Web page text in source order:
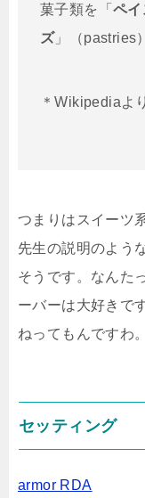
菓子類を「 ペ
ズ」（pastries
＊Wikipediaよ
つまりはスイーツ
先生の説明のよう
そうです。なんた
ーバーは大好きで
ねってもんですわ。
セッティング
armor RDA